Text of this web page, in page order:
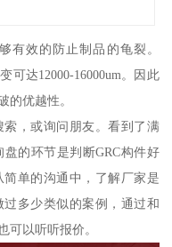
有效的防止制品的龟裂。
可达12000-16000um。因此
的优越性。
，或询问朋友。看到了满
的环节是判断GRC构件好
单的沟通中，了解厂家是
多少类似的案例，通过和
可以听听报价。